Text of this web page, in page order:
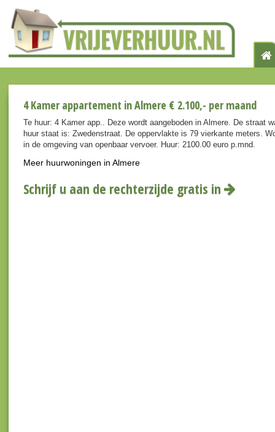
4 Kamer appartement in Almere € 2.100,- per maand
Te huur: 4 Kamer app.. Deze wordt aangeboden in Almere. De straat
huur staat is: Zwedenstraat. De oppervlakte is 79 vierkante meters.
in de omgeving van openbaar vervoer. Huur: 2100.00 euro p.mnd.
Meer huurwoningen in Almere
Schrijf u aan de rechterzijde gratis in